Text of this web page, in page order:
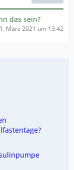
das sein?
März 2021 um 13:42